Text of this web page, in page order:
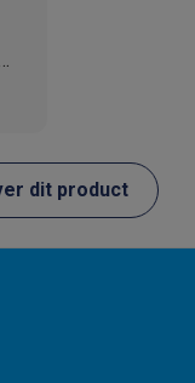
dit product